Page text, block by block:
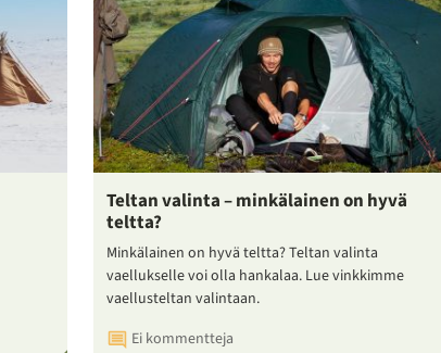
Teltan valinta – minkälainen on hyvä
teltta?
Minkälainen on hyvä teltta? Teltan valinta
vaellukselle voi olla hankalaa. Lue vinkkimme
vaellusteltan valintaan.
Ei kommentteja